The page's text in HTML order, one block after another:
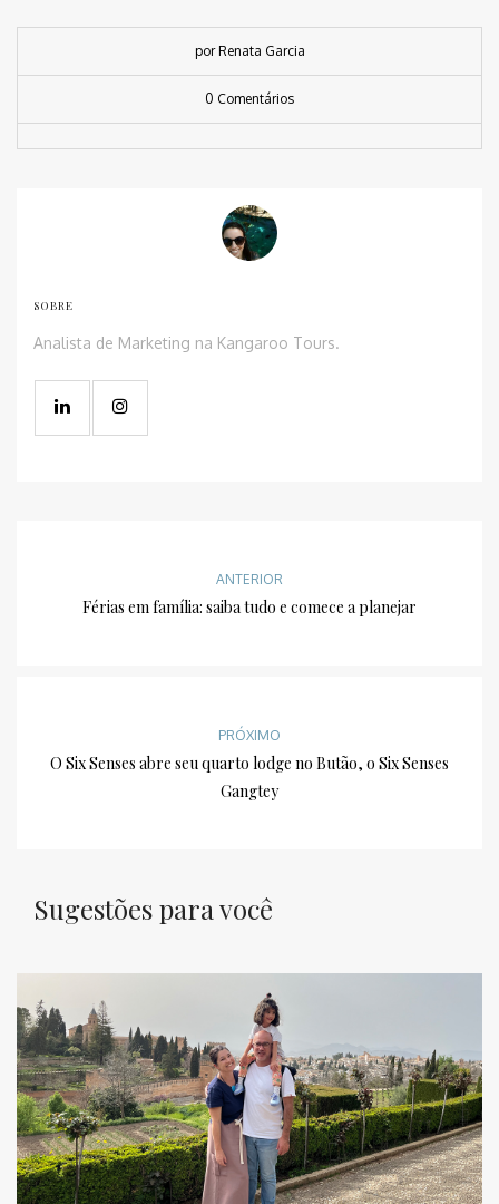
por Renata Garcia
0 Comentários
SOBRE
Analista de Marketing na Kangaroo Tours.
ANTERIOR
Férias em família: saiba tudo e comece a planejar
PRÓXIMO
O Six Senses abre seu quarto lodge no Butão, o Six Senses
Gangtey
Sugestões para você